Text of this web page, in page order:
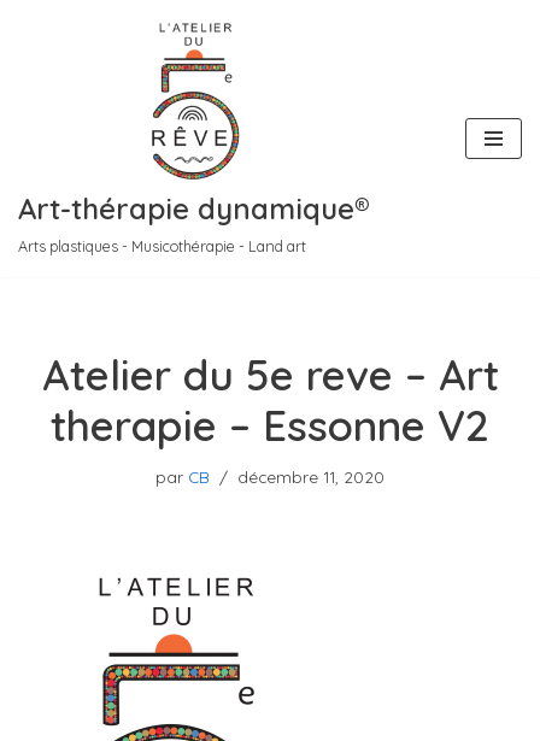
Art-thérapie dynamique®
Arts plastiques - Musicothérapie - Land art
Atelier du 5e reve – Art
therapie – Essonne V2
par CB décembre 11, 2020